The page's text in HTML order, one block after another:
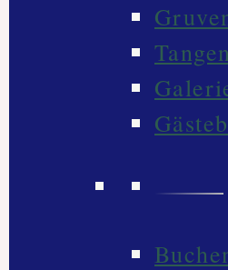
Tangen